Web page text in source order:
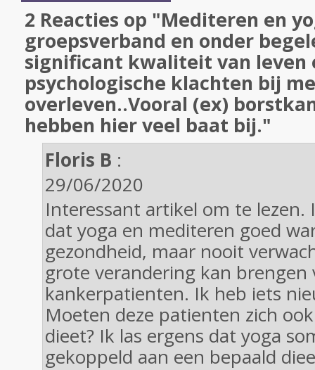
2 Reacties op "Mediteren en
groepsverband en onder
significant kwaliteit van leven
psychologische klachten bij
overleven..Vooral (ex)
hebben hier veel baat bij."
Floris B :
29/06/2020
Interessant artikel om te lezen.
dat yoga en mediteren goed
gezondheid, maar nooit
grote verandering kan brengen
kankerpatienten. Ik heb iets
Moeten deze patienten zich
dieet? Ik las ergens dat yoga
gekoppeld aan een bepaald